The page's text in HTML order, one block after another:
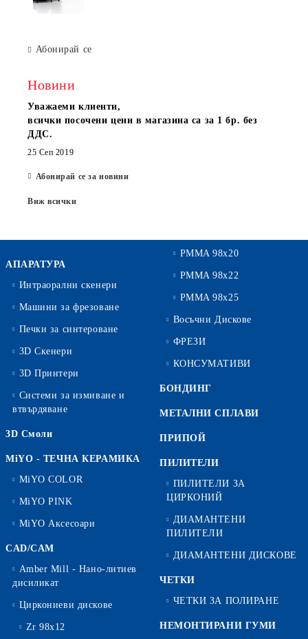
Абонирай се
Новини
Уважаеми клиенти,
всички посочени цени в магазина са за 1 бр. без
ДДС.
25 Сеп 2019
Абонирай се за новини
Виж всички
АПАРАТУРА
Интраорални скенери
Машини за фрезоване
Печки за синтероване
3D Скенери
3D Принтери
Системи за измиване и
втвърдяване
3D Смоли
MiYO - ТЕЧНА КЕРАМИКА
MiYO COLOR
MiYO PINK
MiYO Аксесоари
CAD/CAM
Amber Mill - Нано-литиев
дисиликат
Циркониеви дискове
Zr 98x12
PMMA 98x20
PMMA 98x22
PMMA 98x25
Восъчни Дискове
ФРЕЗИ
КОНСУМАТИВИ
БОНДИНГ
МЕТАЛНИ СПЛАВИ
ПРИПОЙ
ПИЛИТЕЛИ
ПИЛИТЕЛИ ЗА
ЦИРКОНИЙ
ДИАМАНТЕНИ
ПИЛИТЕЛИ
ДИАМАНТЕНИ ДИСКОВЕ
ЧЕТКИ
ЧЕТКИ ЗА ПОЛИРАНЕ
НЕМОНТИРАНИ ГУМИ